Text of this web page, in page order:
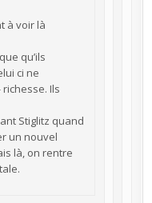
à voir là
qu’ils
ci ne
Ils
Stiglitz quand
un nouvel
là, on rentre